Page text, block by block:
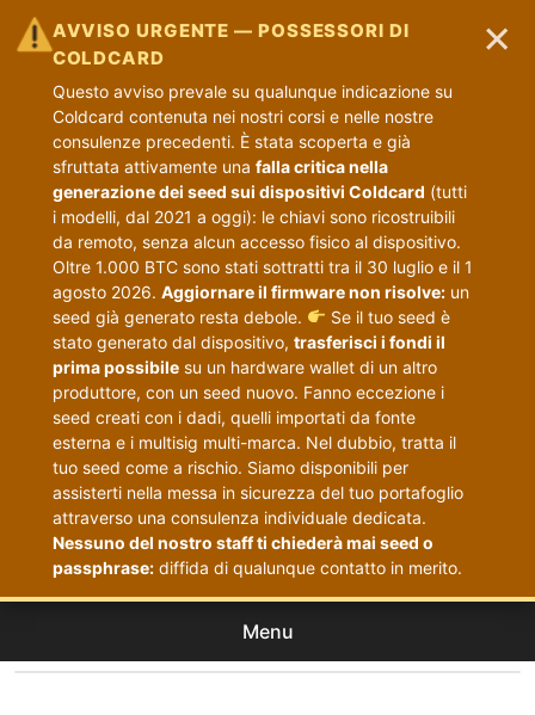
AVVISO URGENTE — POSSESSORI DI
COLDCARD
Questo avviso prevale su qualunque indicazione su
Coldcard contenuta nei nostri corsi e nelle nostre
consulenze precedenti. È stata scoperta e già
sfruttata attivamente una falla critica nella
generazione dei seed sui dispositivi Coldcard (tutti
i modelli, dal 2021 a oggi): le chiavi sono ricostruibili
da remoto, senza alcun accesso fisico al dispositivo.
Oltre 1.000 BTC sono stati sottratti tra il 30 luglio e il 1
agosto 2026. Aggiornare il firmware non risolve:un
seed già generato resta debole.
Se il tuo seed è
stato generato dal dispositivo, trasferisci i fondi il
prima possibilesu un hardware wallet di un altro
produttore, con un seed nuovo. Fanno eccezione i
seed creati con i dadi, quelli importati da fonte
esterna e i multisig multi-marca. Nel dubbio, tratta il
tuo seed come a rischio. Siamo disponibili per
assisterti nella messa in sicurezza del tuo portafoglio
attraverso una consulenza individuale dedicata.
Nessuno del nostro staff ti chiederà mai seed o
passphrase:diffida di qualunque contatto in merito.
×
Menu